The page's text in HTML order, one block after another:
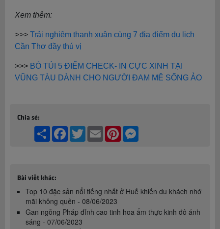
Xem thêm:
>>> Trải nghiệm thanh xuân cùng 7 địa điểm du lịch
Cần Thơ đầy thú vị
>>> BỎ TÚI 5 ĐIỂM CHECK- IN CỰC XINH TẠI
VŨNG TÀU DÀNH CHO NGƯỜI ĐAM MÊ SỐNG ẢO
Chia sẻ:
Share Facebook
TwitterEmail Pinterest
Bài viết khác:
Top 10 đặc sản nổi tiếng nhất ở Huế khiến du khách nhớ
mãi không quên - 08/06/2023
Gan ngỗng Pháp đỉnh cao tinh hoa ẩm thực kinh đô ánh
sáng - 07/06/2023